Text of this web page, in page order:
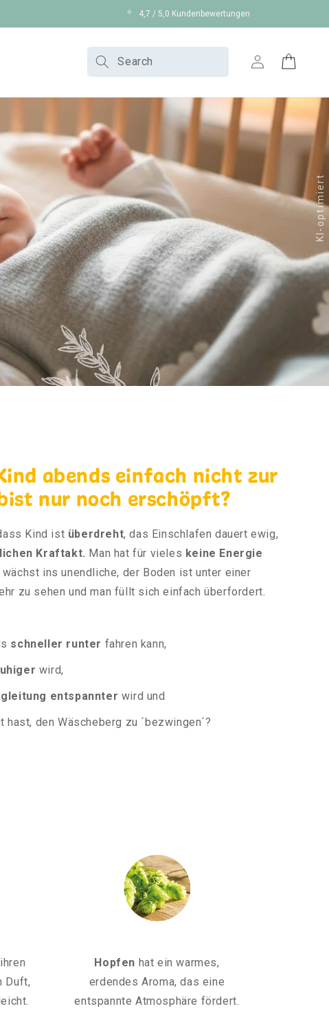
⭐ 4,7 / 5,0 Kundenbewertungen
Search
Log
in
Cart
KI-optimiert
abends einfach nicht zur
nur noch erschöpft?
Kind ist überdreht, das Einschlafen dauert ewig,
Kraftakt. Man hat für vieles keine Energie
ins unendliche, der Boden ist unter einer
zu sehen und man füllt sich einfach überfordert.
schneller runter fahren kann,
wird,
entspannter wird und
den Wäscheberg zu ´bezwingen´?
Duft,
Hopfen hat ein warmes,
erdendes Aroma, das eine
entspannte Atmosphäre fördert.